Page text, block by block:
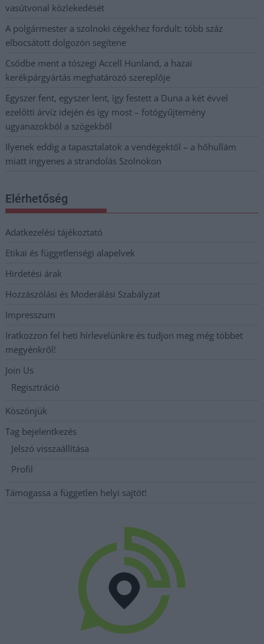
vasútvonal közlekedését
A polgármester a szolnoki cégekhez fordult: több száz
elbocsátott dolgozón segítene
Csődbe ment a tószegi Accell Hunland, a hazai
kerékpárgyártás meghatározó szereplője
Egyszer fent, egyszer lent, így festett a Duna a két évvel
ezelőtti árvíz idején és így most – fotógyűjtemény
ugyanazokból a szögekből
Ilyenek eddig a tapasztalatok a vendégektől – a hőhullám
miatt ingyenes a strandolás Szolnokon
Elérhetőség
Adatkezelési tájékoztató
Etikai és függetlenségi alapelvek
Hirdetési árak
Hozzászólási és Moderálási Szabályzat
Impresszum
Iratkozzon fel heti hírlevelünkre és tudjon meg még többet
megyénkről!
Join Us
Regisztráció
Köszönjük
Tag bejelentkezés
Jelszó visszaállítása
Profil
Támogassa a független helyi sajtót!